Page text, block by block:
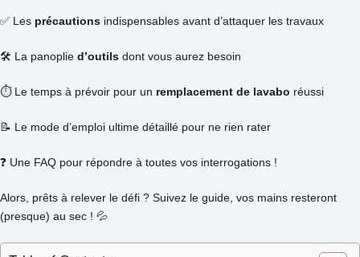
✅ Les précautions indispensables avant d’attaquer les travaux
🛠️ La panoplie d’outils dont vous aurez besoin
⏱️ Le temps à prévoir pour un remplacement de lavabo réussi
📝 Le mode d’emploi ultime détaillé pour ne rien rater
❓ Une FAQ pour répondre à toutes vos interrogations !
Alors, prêts à relever le défi ? Suivez le guide, vos mains resteront
(presque) au sec ! 💦